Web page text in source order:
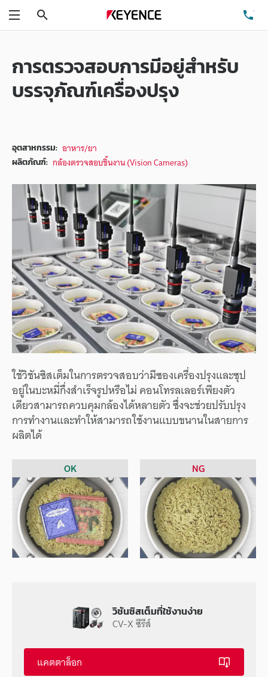
การตรวจสอบการมีอยู่สำหรับ
บรรจุภัณฑ์เครื่องปรุง
อุตสาหกรรม: อาหาร/ยา
ผลิตภัณฑ์: กล้องตรวจสอบชิ้นงาน (Vision Cameras)
ใช้วิชันซิสเต็มในการตรวจสอบว่ามีซองเครื่องปรุงและซุป
อยู่ในบะหมี่กึ่งสำเร็จรูปหรือไม่ คอนโทรลเลอร์เพียงตัว
เดียวสามารถควบคุมกล้องได้หลายตัว ซึ่งจะช่วยปรับปรุง
การทำงานและทำให้สามารถใช้งานแบบขนานในสายการ
ผลิตได้
OK NG
วิชันซิสเต็มที่ใช้งานง่าย
CV-X ซีรีส์
แคตตาล็อก